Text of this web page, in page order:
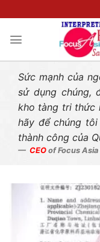
Sức mạnh của
sử dụng chúng,
kho tàng tri thức
hãy để chúng
thành công của
CEO of Focus